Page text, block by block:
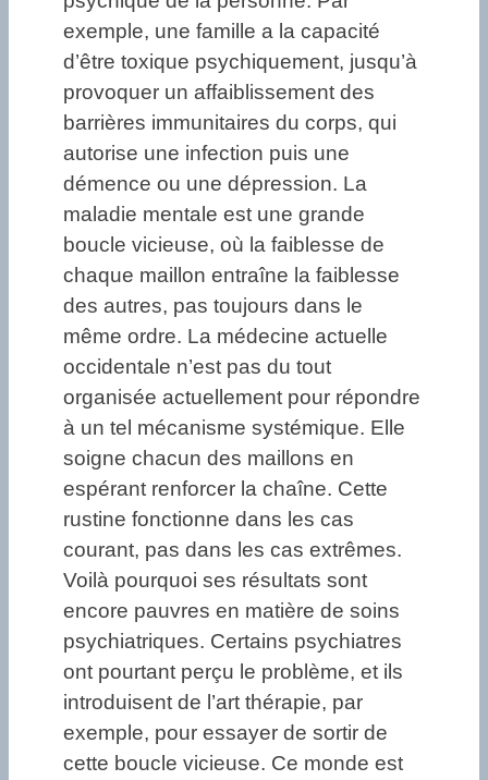
exemple, une famille a la capacité
d’être toxique psychiquement, jusqu’à
provoquer un affaiblissement des
barrières immunitaires du corps, qui
autorise une infection puis une
démence ou une dépression. La
maladie mentale est une grande
boucle vicieuse, où la faiblesse de
chaque maillon entraîne la faiblesse
des autres, pas toujours dans le
même ordre. La médecine actuelle
occidentale n’est pas du tout
organisée actuellement pour répondre
à un tel mécanisme systémique. Elle
soigne chacun des maillons en
espérant renforcer la chaîne. Cette
rustine fonctionne dans les cas
courant, pas dans les cas extrêmes.
Voilà pourquoi ses résultats sont
encore pauvres en matière de soins
psychiatriques. Certains psychiatres
ont pourtant perçu le problème, et ils
introduisent de l’art thérapie, par
exemple, pour essayer de sortir de
cette boucle vicieuse. Ce monde est